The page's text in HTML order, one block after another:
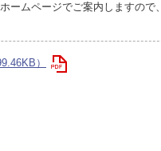
ムページでご案内しますので、
）